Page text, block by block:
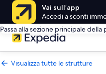
Vai sull’app
Accedi a sconti
Passa alla sezione principale della
Visualizza tutte le strutture